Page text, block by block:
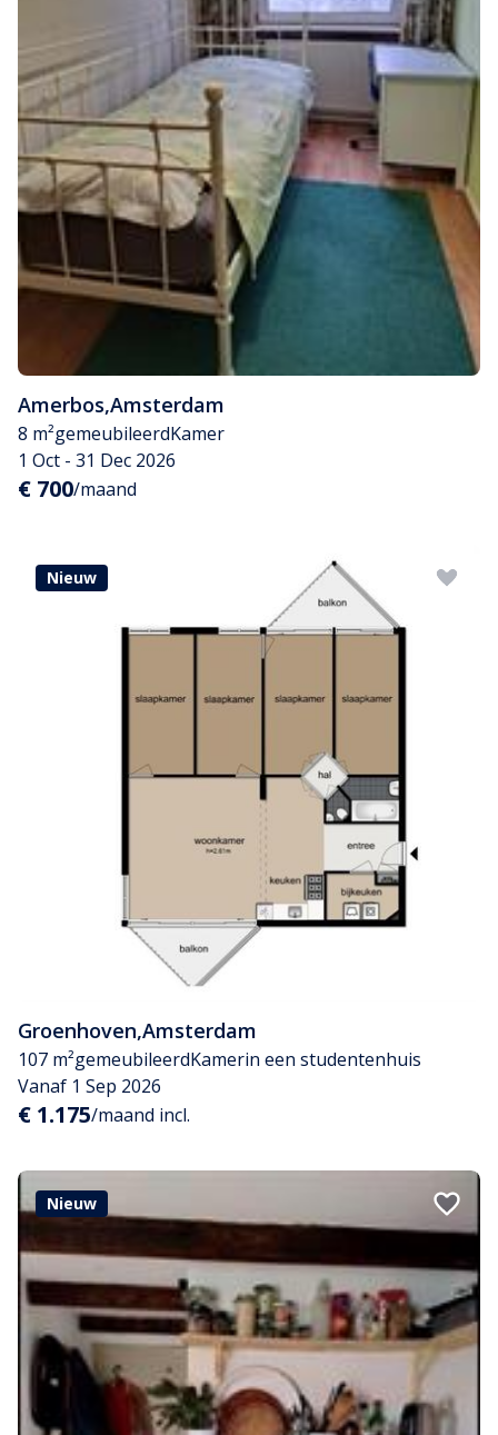
Amerbos,Amsterdam
8 m²gemeubileerdKamer
1 Oct - 31 Dec 2026
€ 700/maand
Nieuw
Groenhoven,Amsterdam
107 m²gemeubileerdKamerin een studentenhuis
Vanaf 1 Sep 2026
€ 1.175/maand incl.
Nieuw